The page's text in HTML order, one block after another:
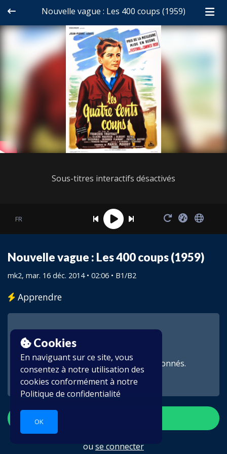
Cookies
En naviguant sur ce site, vous
consentez à notre utilisation des
cookies conformément à notre
Politique de confidentialité
OK
Nouvelle vague : Les 400 coups (1959)
Sous-titres interactifs désactivés
FR
Nouvelle vague : Les 400 coups (1959)
mk2, mar. 16 déc. 2014 • 02:06 • B1/B2
Apprendre
Cette vidéo est réservée aux abonnés.
ouse connecter